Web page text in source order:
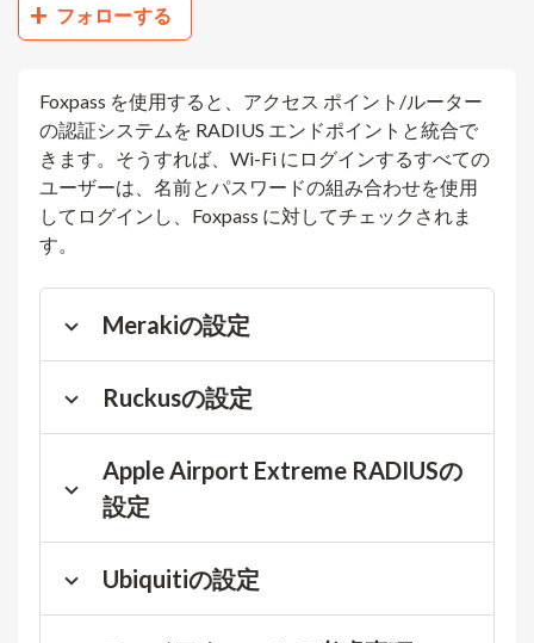
フォローする
Foxpass を使用すると、アクセス ポイント/ルーター
の認証システムを RADIUS エンドポイントと統合で
きます。そうすれば、Wi-Fi にログインするすべての
ユーザーは、名前とパスワードの組み合わせを使用
してログインし、Foxpass に対してチェックされま
す。
Merakiの設定
Ruckusの設定
Apple Airport Extreme RADIUSの
設定
Ubiquitiの設定